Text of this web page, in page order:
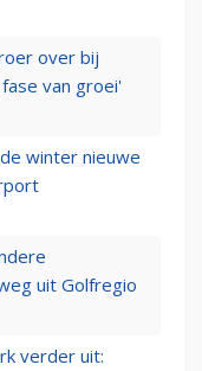
over bij
van groei'
winter nieuwe
uit Golfregio
verder uit: